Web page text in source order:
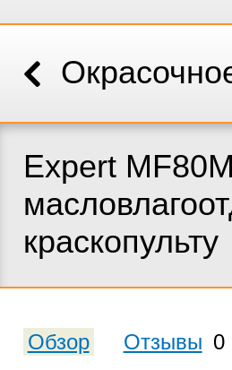
Expert
краскопульту
Обзор Отзывы 0